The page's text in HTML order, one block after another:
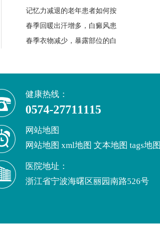
记忆力减退的老年患者如何按
春季回暖出汗增多，白癜风患
春季衣物减少，暴露部位的白
健康热线：
0574-27711115
网站地图
网站地图 xml地图 文本地图 tags地图
医院地址：
浙江省宁波海曙区丽园南路526号